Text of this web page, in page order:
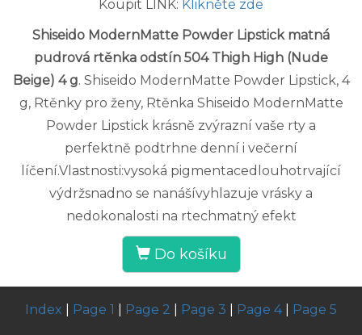
Koupit LINK: Klikněte zde
Shiseido ModernMatte Powder Lipstick matná
pudrová rtěnka odstín 504 Thigh High (Nude
Beige) 4 g. Shiseido ModernMatte Powder Lipstick, 4
g, Rtěnky pro ženy, Rtěnka Shiseido ModernMatte
Powder Lipstick krásně zvýrazní vaše rty a
perfektně podtrhne denní i večerní
líčení.Vlastnosti:vysoká pigmentacedlouhotrvající
výdržsnadno se nanášívyhlazuje vrásky a
nedokonalosti na rtechmatný efekt
Do košíku
Index Page 1 Page 2 Page 3 Page 4| Page 5